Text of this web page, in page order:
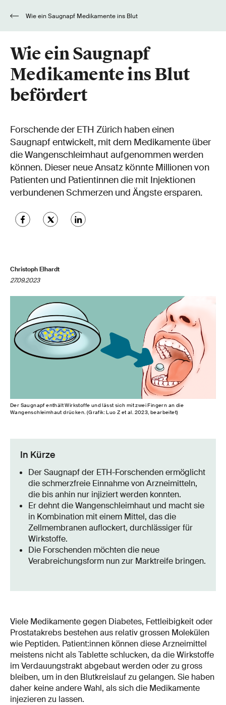
Wie ein Saugnapf
Medikamente ins Blut
befördert
Forschende der ETH Zürich haben einen
Saugnapf entwickelt, mit dem Medikamente über
die Wangenschleimhaut aufgenommen werden
können. Dieser neue Ansatz könnte Millionen von
Patienten und Patientinnen die mit Injektionen
verbundenen Schmerzen und Ängste ersparen.
Christoph Elhardt
27.09.2023
Der Saugnapf enthält Wirkstoffe und lässt sich mit zwei Fingern an die
Wangenschleimhaut drücken. (Grafik: Luo Z et al. 2023, bearbeitet)
In Kürze
Der Saugnapf der ETH-Forschenden ermöglicht
die schmerzfreie Einnahme von Arzneimitteln,
die bis anhin nur injiziert werden konnten.
Er dehnt die Wangenschleimhaut und macht sie
in Kombination mit einem Mittel, das die
Zellmembranen auflockert, durchlässiger für
Wirkstoffe.
Die Forschenden möchten die neue
Verabreichungsform nun zur Marktreife bringen.
Viele Medikamente gegen Diabetes, Fettleibigkeit oder
Prostatakrebs bestehen aus relativ grossen Molekülen
wie Peptiden. Patient:innen können diese Arzneimittel
meistens nicht als Tablette schlucken, da die Wirkstoffe
im Verdauungstrakt abgebaut werden oder zu gross
bleiben, um in den Blutkreislauf zu gelangen. Sie haben
daher keine andere Wahl, als sich die Medikamente
injezieren zu lassen.